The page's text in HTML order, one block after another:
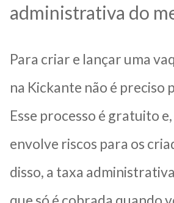
administrativa do
Para criar e lançar uma
na Kickante não é preciso
Esse processo é gratuito
envolve riscos para os
disso, a taxa